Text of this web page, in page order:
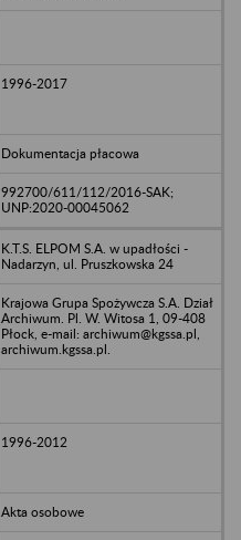
1996-2017
Dokumentacja płacowa
992700/611/112/2016-SAK;
UNP:2020-00045062
K.T.S. ELPOM S.A. w upadłości -
Nadarzyn, ul. Pruszkowska 24
Krajowa Grupa Spożywcza S.A. Dział
Archiwum. Pl. W. Witosa 1, 09-408
Płock, e-mail: archiwum@kgssa.pl,
archiwum.kgssa.pl.
1996-2012
Akta osobowe